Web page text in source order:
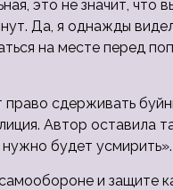
это не значит, что
Да, я однажды
на месте перед
право сдерживать
Автор оставила
нужно будет усмирить».
и защите